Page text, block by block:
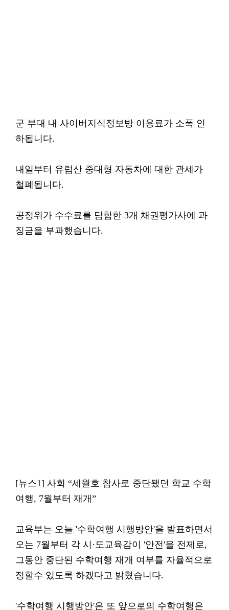
군 부대 내 사이버지식정보방 이용료가 소폭 인
하됩니다.
내일부터 유럽산 중대형 자동차에 대한 관세가
철폐됩니다.
공정위가 수수료를 담합한 3개 채권평가사에 과
징금을 부과했습니다.
[뉴스1] 사회 “세월호 참사로 중단됐던 학교 수학
여행, 7월부터 재개”
교육부는 오늘 '수학여행 시행방안'을 발표하면서
오는 7월부터 각 시·도교육감이 '안전'을 전제로,
그동안 중단된 수학여행 재개 여부를 자율적으로
정할수 있도록 하겠다고 밝혔습니다.
'수학여행 시행방안'은 또 앞으로의 수학여행은